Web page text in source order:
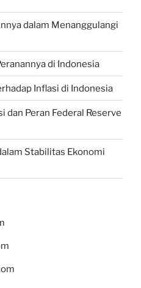
dalam Menanggulangi
di Indonesia
Inflasi di Indonesia
dan Peran Federal Reserve
Stabilitas Ekonomi